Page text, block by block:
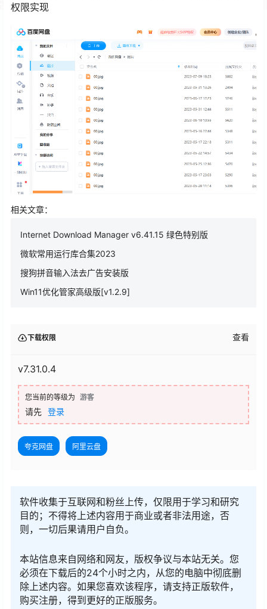
权限实现
相关文章：
Internet Download Manager v6.41.15 绿色特别版
微软常用运行库合集2023
搜狗拼音输入法去广告安装版
Win11优化管家高级版[v1.2.9]
下载权限 查看
v7.31.0.4
您当前的等级为 游客
请先 登录
夸克网盘 阿里云盘
软件收集于互联网和粉丝上传，仅限用于学习和研究
目的；不得将上述内容用于商业或者非法用途，否
则，一切后果请用户自负。
本站信息来自网络和网友，版权争议与本站无关。您
必须在下载后的24个小时之内，从您的电脑中彻底删
除上述内容。如果您喜欢该程序，请支持正版软件，
购买注册，得到更好的正版服务。